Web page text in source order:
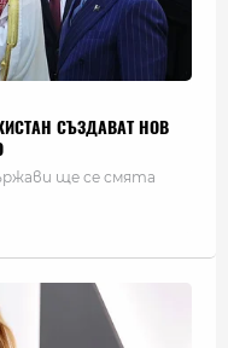
СЪЗДАВАТ НОВ
ще се смята